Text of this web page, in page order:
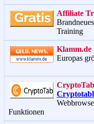
Affiliate
Training
Klamm.de
Europas
Funktionen